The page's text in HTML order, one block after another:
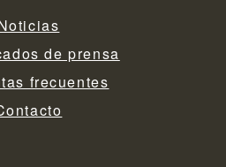
de prensa
frecuentes